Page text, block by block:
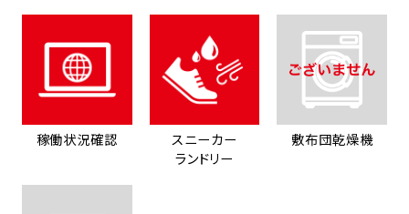
稼働状況確認
スニーカー
ランドリー
敷布団乾燥機